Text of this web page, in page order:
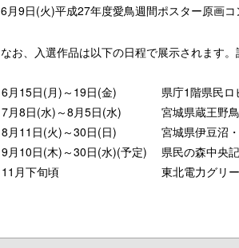
6月9日(火)平成27年度愛鳥週間ポスター原画
なお、入選作品は以下の日程で展示されます。
6月15日(月)～19日(金)
県庁1階県民ロ
7月8日(水)～8月5日(水)
宮城県蔵王野
8月11日(火)～30日(日)
宮城県伊豆沼
9月10日(木)～30日(水)(予定)
県民の森中央
11月下旬頃
東北電力グリ